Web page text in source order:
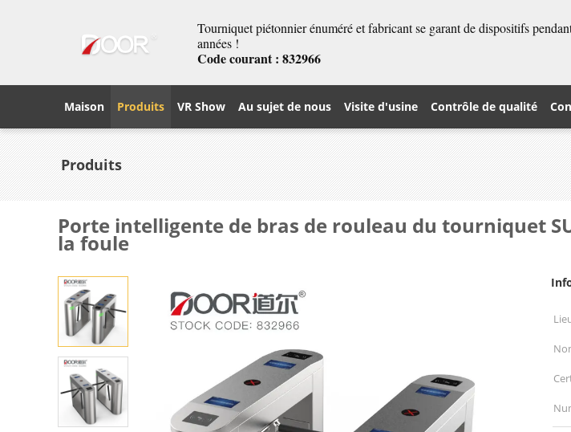
Tourniquet piétonnier énuméré et fabricant se garant de dispositifs
années !
Code courant : 832966
Maison Produits VR Show Au sujet de nous Visite d'usine Contrôle de qualité
Produits
Porte intelligente de bras de rouleau du tourniquet
la foule